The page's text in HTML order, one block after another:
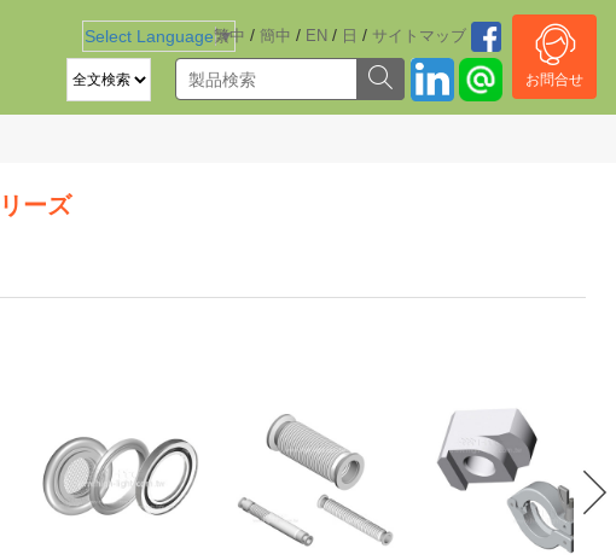
繁中 / 簡中 / EN / 日 / サイトマッブ
Select Language ▼
お問合せ
ーズ